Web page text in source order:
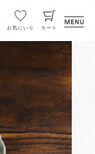
お気にいり カート